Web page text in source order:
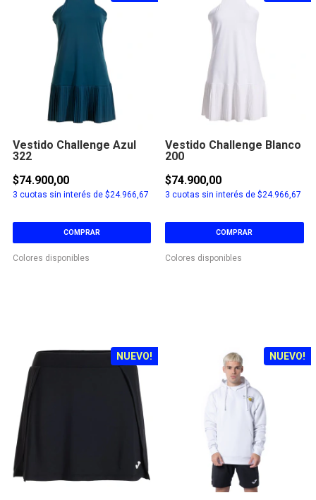
Vestido Challenge Azul
322
$74.900,00
3 cuotas sin interés de $24.966,67
COMPRAR
Colores disponibles
Vestido Challenge Blanco
200
$74.900,00
3 cuotas sin interés de $24.966,67
COMPRAR
Colores disponibles
NUEVO! NUEVO!